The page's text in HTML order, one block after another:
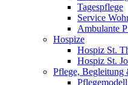
Tagespflege
Service
Ambulante
Hospize
Hospiz St.
Hospiz St.
Pflege, Begleitung
Pflegemodell